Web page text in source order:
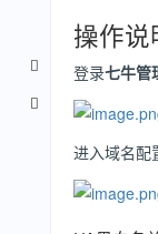
操作说
登录七牛管
进入域名配